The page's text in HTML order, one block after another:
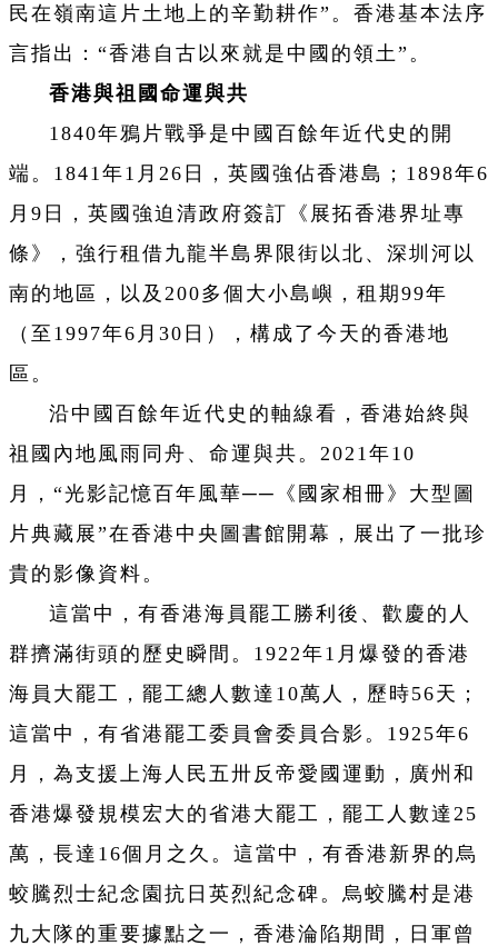
民在嶺南這片土地上的辛勤耕作”。香港基本法序
言指出：“香港自古以來就是中國的領土”。
香港與祖國命運與共
1840年鴉片戰爭是中國百餘年近代史的開
端。1841年1月26日，英國強佔香港島；1898年6
月9日，英國強迫清政府簽訂《展拓香港界址專
條》，強行租借九龍半島界限街以北、深圳河以
南的地區，以及200多個大小島嶼，租期99年
（至1997年6月30日），構成了今天的香港地
區。
沿中國百餘年近代史的軸線看，香港始終與
祖國內地風雨同舟、命運與共。2021年10
月，“光影記憶百年風華──《國家相冊》大型圖
片典藏展”在香港中央圖書館開幕，展出了一批珍
貴的影像資料。
這當中，有香港海員罷工勝利後、歡慶的人
群擠滿街頭的歷史瞬間。1922年1月爆發的香港
海員大罷工，罷工總人數達10萬人，歷時56天；
這當中，有省港罷工委員會委員合影。1925年6
月，為支援上海人民五卅反帝愛國運動，廣州和
香港爆發規模宏大的省港大罷工，罷工人數達25
萬，長達16個月之久。這當中，有香港新界的烏
蛟騰烈士紀念園抗日英烈紀念碑。烏蛟騰村是港
九大隊的重要據點之一，香港淪陷期間，日軍曾